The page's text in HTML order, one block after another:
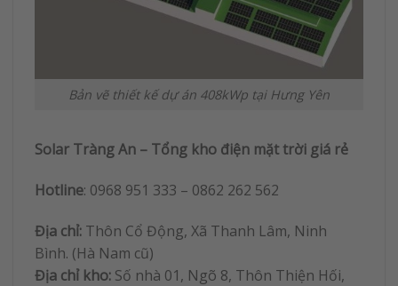
Bản vẽ thiết kế dự án 408kWp tại Hưng Yên
Solar Tràng An – Tổng kho điện mặt trời giá rẻ
Hotline: 0968 951 333 – 0862 262 562
Địa chỉ: Thôn Cổ Động, Xã Thanh Lâm, Ninh
Bình. (Hà Nam cũ)
Địa chỉ kho: Số nhà 01, Ngõ 8, Thôn Thiện Hối,